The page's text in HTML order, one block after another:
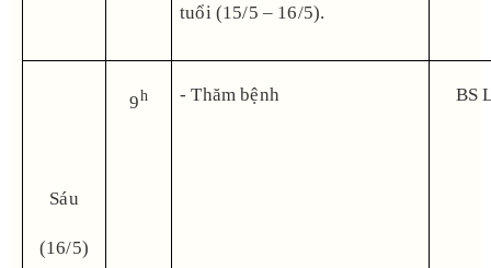
tuổi (15/5 – 16/5).
Sáu
(16/5)
9h - Thăm bệnh BS